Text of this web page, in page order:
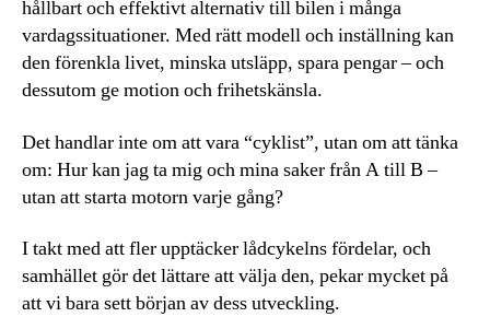
hållbart och effektivt alternativ till bilen i många
vardagssituationer. Med rätt modell och inställning kan
den förenkla livet, minska utsläpp, spara pengar – och
dessutom ge motion och frihetskänsla.
Det handlar inte om att vara “cyklist”, utan om att tänka
om: Hur kan jag ta mig och mina saker från A till B –
utan att starta motorn varje gång?
I takt med att fler upptäcker lådcykelns fördelar, och
samhället gör det lättare att välja den, pekar mycket på
att vi bara sett början av dess utveckling.